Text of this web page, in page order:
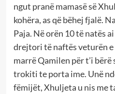
ngut pranë mamasë së
kohëra, as që bëhej fjalë.
Paja. Në orën 10 të natës
drejtori të naftës veturën
marrë Qamilen për t’i
trokiti te porta ime. Unë
fëmijët, Xhuljeta u nis me